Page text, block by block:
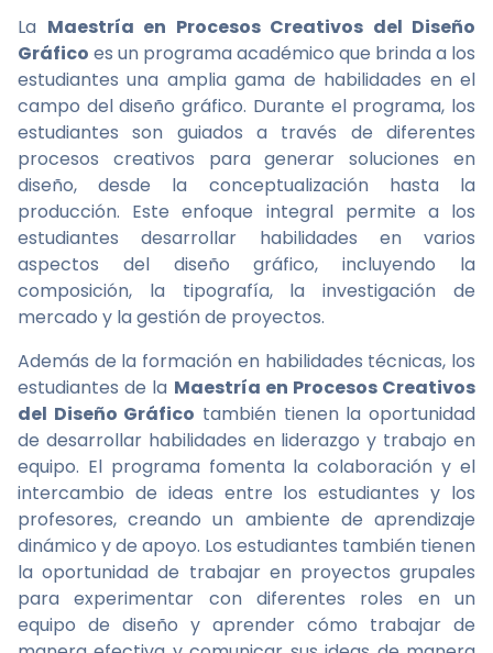
La Maestría en Procesos Creativos del Diseño
Gráfico es un programa académico que brinda a los
estudiantes una amplia gama de habilidades en el
campo del diseño gráfico. Durante el programa, los
estudiantes son guiados a través de diferentes
procesos creativos para generar soluciones en
diseño, desde la conceptualización hasta la
producción. Este enfoque integral permite a los
estudiantes desarrollar habilidades en varios
aspectos del diseño gráfico, incluyendo la
composición, la tipografía, la investigación de
mercado y la gestión de proyectos.
Además de la formación en habilidades técnicas, los
estudiantes de la Maestría en Procesos Creativos
del Diseño Gráfico también tienen la oportunidad
de desarrollar habilidades en liderazgo y trabajo en
equipo. El programa fomenta la colaboración y el
intercambio de ideas entre los estudiantes y los
profesores, creando un ambiente de aprendizaje
dinámico y de apoyo. Los estudiantes también tienen
la oportunidad de trabajar en proyectos grupales
para experimentar con diferentes roles en un
equipo de diseño y aprender cómo trabajar de